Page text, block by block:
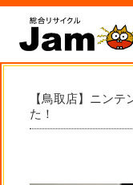
【鳥取店】ニン
た！